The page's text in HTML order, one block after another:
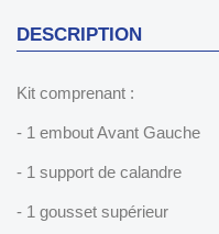
DESCRIPTION
Kit comprenant :
- 1 embout Avant Gauche
- 1 support de calandre
- 1 gousset supérieur